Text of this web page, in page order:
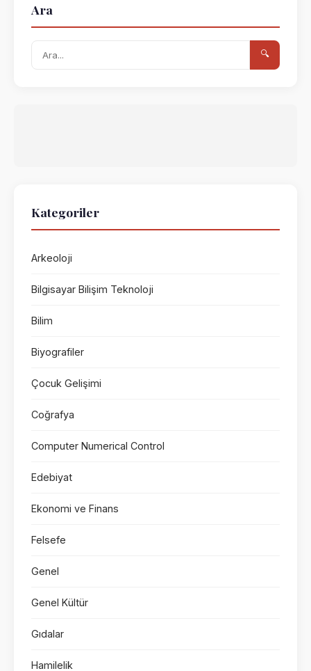
Ara
🔍
Kategoriler
Arkeoloji
Bilgisayar Bilişim Teknoloji
Bilim
Biyografiler
Çocuk Gelişimi
Coğrafya
Computer Numerical Control
Edebiyat
Ekonomi ve Finans
Felsefe
Genel
Genel Kültür
Gıdalar
Hamilelik